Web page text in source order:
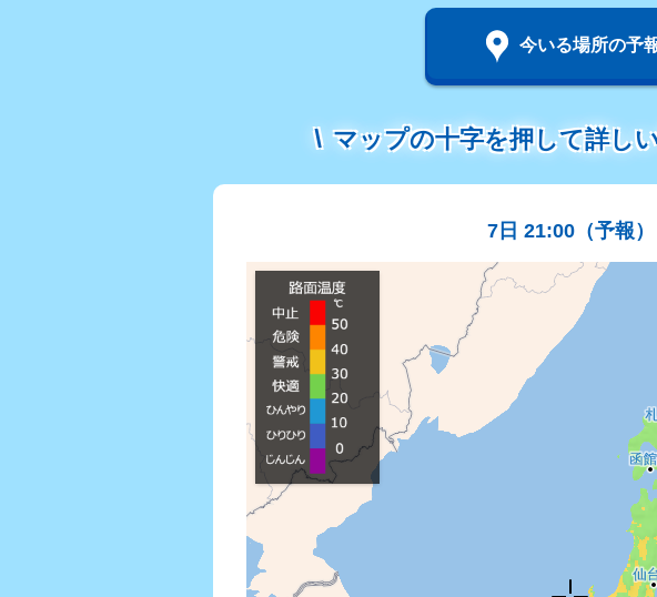
今いる場所の予
マップの十字を押して詳し
7日 21:00（予報）